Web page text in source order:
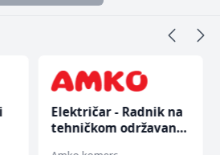
Konobar - Barmen (m/
ž)